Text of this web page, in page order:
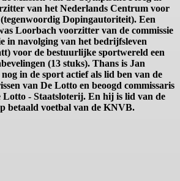
van het Nederlands Centrum voor
Dopingautoriteit). Een
Loorbach voorzitter van de commissie
in navolging van het bedrijfsleven
voor de bestuurlijke sportwereld een
(13 stuks). Thans is Jan
in de sport actief als lid ben van de
van De Lotto en beoogd commissaris
Lotto - Staatsloterij. En hij is lid van de
betaald voetbal van de KNVB.